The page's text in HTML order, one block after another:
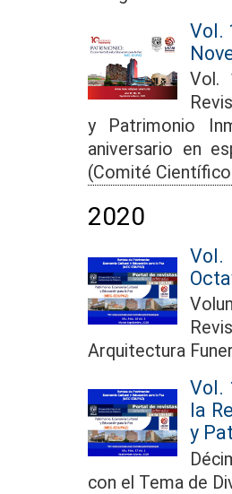
Vol.
Vol.
y Patrimonio
aniversario en
(Comité
2020
Vol.
Arquitectura
Vol.
la
y
con el Tema de